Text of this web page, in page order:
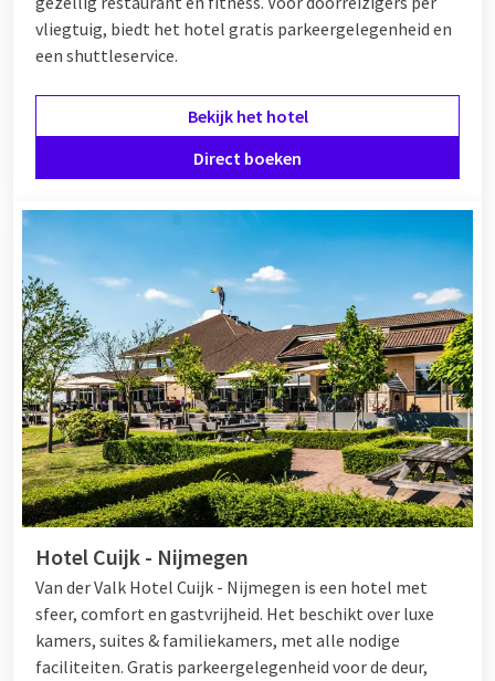
vliegtuig, biedt het hotel gratis parkeergelegenheid en
een shuttleservice.
Bekijk het hotel
Direct boeken
Hotel Cuijk - Nijmegen
Van der Valk Hotel Cuijk - Nijmegen is een hotel met
sfeer, comfort en gastvrijheid. Het beschikt over luxe
kamers, suites & familiekamers, met alle nodige
faciliteiten. Gratis parkeergelegenheid voor de deur,